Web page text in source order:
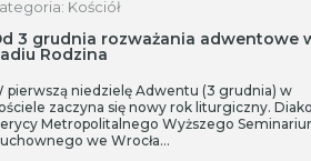
Kościół
3 grudnia rozważania adwentowe
Rodzina
pierwszą niedzielę Adwentu (3 grudnia) w
zaczyna się nowy rok liturgiczny.
Metropolitalnego Wyższego
we Wrocła…